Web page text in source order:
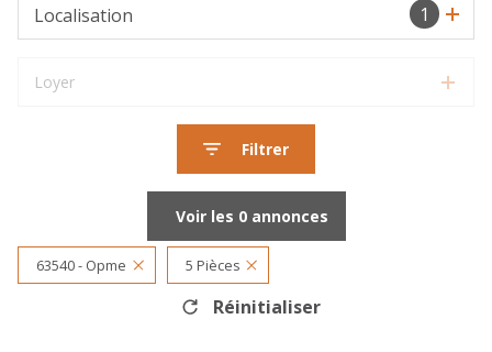
1
Localisation
Loyer
Filtrer
Voir les 0annonces
63540 - Opme 5 Pièces
Réinitialiser